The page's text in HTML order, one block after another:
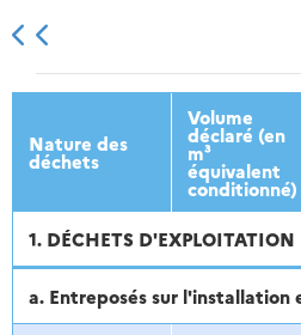
2013 2014
Nature des
déchets
Volume
déclaré (en
m³
équivalent
conditionné)
1. DÉCHETS D'EXPLOITATION
a. Entreposés sur